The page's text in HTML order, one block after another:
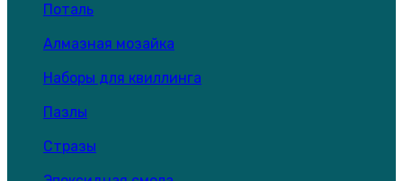
Поталь
Алмазная мозайка
Наборы для квиллинга
Пазлы
Стразы